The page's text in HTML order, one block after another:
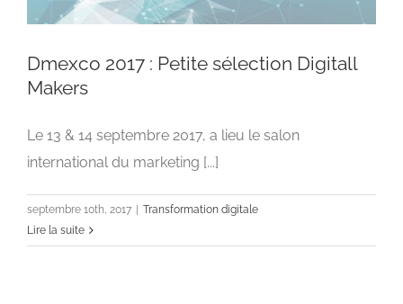
Dmexco 2017 : Petite sélection Digitall Makers
Transformation digitale
Dmexco 2017 : Petite sélection Digitall
Makers
Le 13 & 14 septembre 2017, a lieu le salon
international du marketing [...]
septembre 10th, 2017
Transformation digitale
Lire la suite